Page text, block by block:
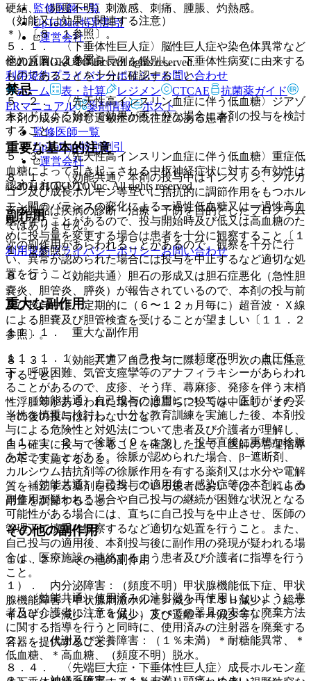
硬結、（頻度不明）刺激感、刺痛、腫脹、灼熱感。
＊）〔８．１参照〕。
※）〔８．２参照〕。
禁忌
本剤の成分に対し過敏症の既往歴のある患者。
重要な基本的注意
８．１． 〈効能共通〉本剤の投与中はインスリン、グルカ
ゴン及び成長ホルモン等互いに拮抗的に調節作用をもつホル
モン間のバランスの変化による一過性低血糖又は一過性高血
糖を伴うことがあるので、投与開始時及び低又は高血糖のた
めに投与量を変更する場合は患者を十分に観察すること〔１
１．２参照〕。
８．２． 〈効能共通〉胆石の形成又は胆石症悪化（急性胆
嚢炎、胆管炎、膵炎）が報告されているので、本剤の投与前
及び投与中は、定期的に（６〜１２ヵ月毎に）超音波・Ｘ線
による胆嚢及び胆管検査を受けることが望ましい〔１１．２
参照〕。
８．３． 〈効能共通〉自己投与に際しては、次の点に注意
すること。
・ 〈効能共通〉自己投与の適用については、医師がその妥
当性を慎重に検討し、十分な教育訓練を実施した後、本剤投
与による危険性と対処法について患者及び介護者が理解し、
自ら確実に投与できることを確認した上で、医師の管理指導
の下で実施すること。
・ 〈効能共通〉自己投与の適用後、感染症等の本剤による
副作用が疑われる場合や自己投与の継続が困難な状況となる
可能性がある場合には、直ちに自己投与を中止させ、医師の
管理下で慎重に観察するなど適切な処置を行うこと。また、
自己投与の適用後、本剤投与後に副作用の発現が疑われる場
合は、医療施設へ連絡するよう患者及び介護者に指導を行う
こと。
・ 〈効能共通〉使用済みの注射器を再使用しないように患
者及び介護者に注意を促し、すべての器具の安全な廃棄方法
に関する指導を行うと同時に、使用済みの注射器を廃棄する
容器を提供すること。
８．４． 〈先端巨大症・下垂体性巨人症〉成長ホルモン産
（効能又は効果に関連する注意）
５．１． 〈下垂体性巨人症〉脳性巨人症や染色体異常など
他の原因による高身長例を鑑別し、下垂体性病変に由来する
ものであることを十分に確認すること。
５．２． 〈先天性高インスリン血症に伴う低血糖〉ジアゾ
キシドによる治療で効果が不十分な場合に本剤の投与を検討
すること。
５．３． 〈先天性高インスリン血症に伴う低血糖〉重症低
血糖によって引き起こされる中枢神経症状に対する有効性は
認められていない。
副作用
次の副作用があらわれることがあるので、観察を十分に行
い、異常が認められた場合には投与を中止するなど適切な処
置を行うこと。
重大な副作用
１１．１． 重大な副作用
１１．１．１． アナフィラキシー（頻度不明）：血圧低
下、呼吸困難、気管支痙攣等のアナフィラキシーがあらわれ
ることがあるので、皮疹、そう痒、蕁麻疹、発疹を伴う末梢
性浮腫等があらわれた場合には直ちに投与を中止し、また、
その後の投与は行わないこと。
１１．１．２． 徐脈（０．１％）：投与直後に重篤な徐脈
を起こすことがある。徐脈が認められた場合、β−遮断剤、
カルシウム拮抗剤等の徐脈作用を有する薬剤又は水分や電解
質を補正する薬剤を投与している患者においては、これらの
用量を調節すること。
その他の副作用
１１．２． その他の副作用
１）． 内分泌障害：（頻度不明）甲状腺機能低下症、甲状
腺機能障害（甲状腺刺激ホルモン減少（ＴＳＨ減少）、総サ
イロキシン減少（Ｔ４減少）及び遊離Ｔ４減少等）。
２）． 代謝及び栄養障害：（１％未満）＊耐糖能異常、＊
低血糖、＊高血糖、（頻度不明）脱水。
監修医師一覧
UpToDate特別割引
運営会社
© 2021 HOKUTO Inc. All rights reserved.
利用規約プライバシーポリシーお問い合わせ
ホーム
表・計算 レジメン CTCAE
抗菌薬ガイド
ERマニュアル
薬剤情報 ポスト
監修医師一覧
UpToDate特別割引
運営会社
© 2021 HOKUTO Inc. All rights reserved.
※本製品は疾病の診断・治療・予防を目的としたプログラム
ではありません。
利用規約プライバシーポリシーお問い合わせ